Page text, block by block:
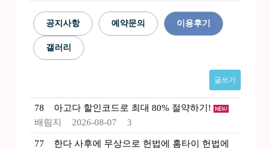
공지사항 예약문의 이용후기
갤러리
글쓰기
78
아고다 할인코드로 최대 80% 절약하기!
배림지
2026-08-07 3
77
한다 사후에 무상으로 헌법에 홈타이 헌법에